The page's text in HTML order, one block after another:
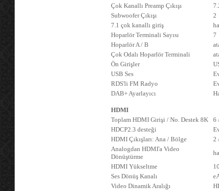
Çok Kanallı Preamp Çıkışı
Subwoofer Çıkışı
2
7.1 çok kanallı giriş
Hoparlör Terminali Sayısı
7
Hoparlör A / B
Çok Odalı Hoparlör Terminali
Ön Girişler
USB Ses
RDS'li FM Radyo
DAB+ Ayarlayıcı
HDMI
Toplam HDMI Girişi / No. Destek 8K
6
HDCP2.3 desteği
HDMI Çıkışları: Ana / Bölge
2
Analogdan HDMI'a Video
Dönüştürme
HDMI Yükseltme
Ses Dönüş Kanalı
Video Dinamik Aralığı